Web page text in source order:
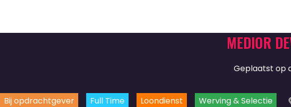
MEDIOR
Geplaatst op
Bij opdrachtgever Full Time Loondienst Werving & Selectie